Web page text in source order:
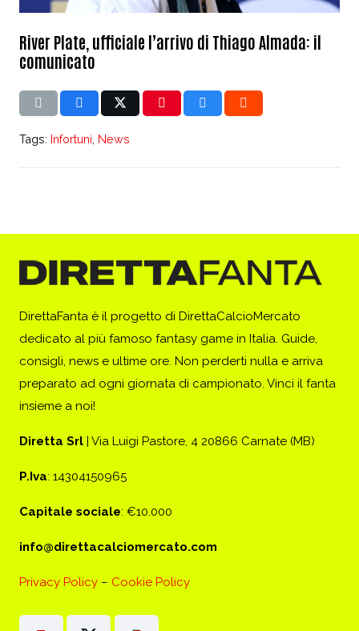
River Plate, ufficiale l’arrivo di Thiago Almada: il
comunicato
Tags: Infortuni News
DirettaFanta è il progetto di DirettaCalcioMercato
dedicato al più famoso fantasy game in Italia. Guide,
consigli, news e ultime ore. Non perderti nulla e arriva
preparato ad ogni giornata di campionato. Vinci il fanta
insieme a noi!
Diretta Srl | Via Luigi Pastore, 4 20866 Carnate (MB)
P.Iva: 14304150965
Capitale sociale: €10.000
info@direttacalciomercato.com
Privacy Policy – Cookie Policy